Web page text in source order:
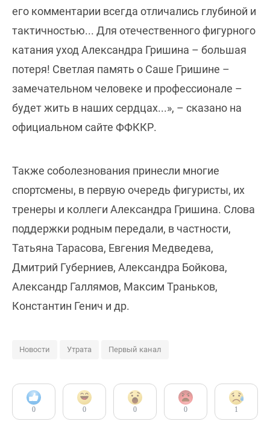
его комментарии всегда отличались глубиной и
тактичностью... Для отечественного фигурного
катания уход Александра Гришина – большая
потеря! Светлая память о Саше Гришине –
замечательном человеке и профессионале –
будет жить в наших сердцах...», – сказано на
официальном сайте ФФККР.
Также соболезнования принесли многие
спортсмены, в первую очередь фигуристы, их
тренеры и коллеги Александра Гришина. Слова
поддержки родным передали, в частности,
Татьяна Тарасова, Евгения Медведева,
Дмитрий Губерниев, Александра Бойкова,
Александр Галлямов, Максим Траньков,
Константин Генич и др.
Новости Утрата Первый канал
0 0 0 0 1